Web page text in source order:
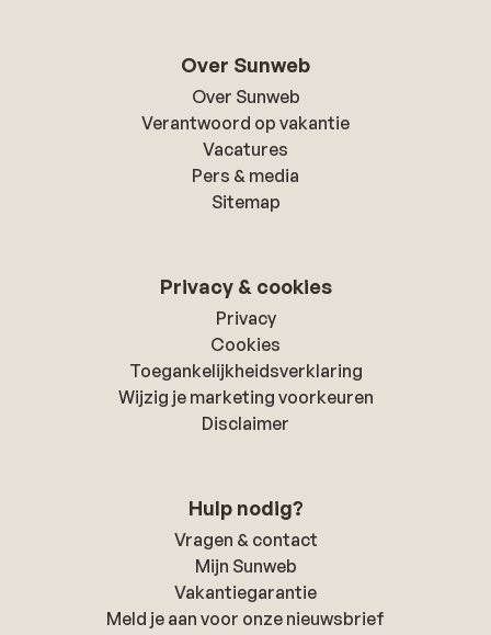
Over Sunweb
Over Sunweb
Verantwoord op vakantie
Vacatures
Pers & media
Sitemap
Privacy & cookies
Privacy
Cookies
Toegankelijkheidsverklaring
Wijzig je marketing voorkeuren
Disclaimer
Hulp nodig?
Vragen & contact
Mijn Sunweb
Vakantiegarantie
Meld je aan voor onze nieuwsbrief